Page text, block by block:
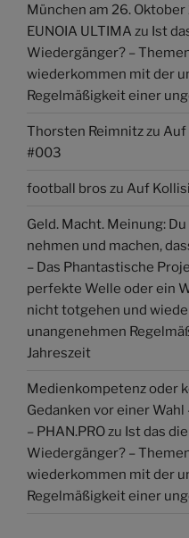
München am 26. Oktober
EUNOIA ULTIMA zu Ist
Wiedergänger? –
wiederkommen mit der
Regelmäßigkeit einer
Thorsten Reimnitz zu Auf
#003
football bros zu Auf
Geld. Macht. Meinung:
nehmen und machen,
– Das Phantastische
perfekte Welle oder ein
nicht totgehen und
unangenehmen
Jahreszeit
Medienkompetenz oder
Gedanken vor einer
– PHAN.PRO zu Ist das
Wiedergänger? –
wiederkommen mit der
Regelmäßigkeit einer